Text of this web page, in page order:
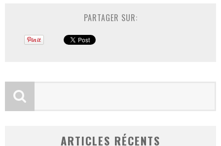
PARTAGER SUR:
ARTICLES RÉCENTS